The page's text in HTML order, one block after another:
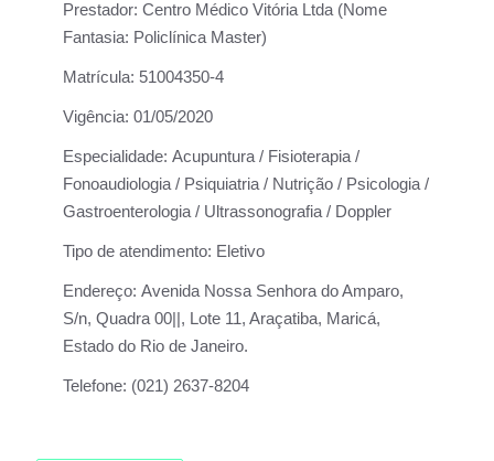
Prestador: Centro Médico Vitória Ltda (Nome
Fantasia: Policlínica Master)
Matrícula: 51004350-4
Vigência: 01/05/2020
Especialidade: Acupuntura / Fisioterapia /
Fonoaudiologia / Psiquiatria / Nutrição / Psicologia /
Gastroenterologia / Ultrassonografia / Doppler
Tipo de atendimento: Eletivo
Endereço: Avenida Nossa Senhora do Amparo,
S/n, Quadra 00||, Lote 11, Araçatiba, Maricá,
Estado do Rio de Janeiro.
Telefone: (021) 2637-8204